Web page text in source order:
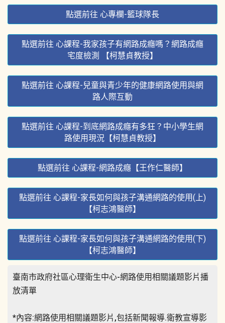
點選前往 心專欄-籃球隊長
點選前往 心課程-我家孩子有網路成癮嗎？網路成癮
宅度檢測 【柯慧貞教授】
點選前往 心課程-兒童與青少年的健康網路使用與網
路人際互動
點選前往 心課程-到底網路成癮有多狂？中小學生網
路使用現況【柯慧貞教授】
點選前往 心課程-網路成癮【王作仁醫師】
點選前往 心課程-家長如何與孩子溝通網路的使用(上)
【柯志鴻醫師】
點選前往 心課程-家長如何與孩子溝通網路的使用(下)
【柯志鴻醫師】
臺南市政府社區心理衛生中心-網路使用相關議題影片播
放清單
*內容:網路使用相關議題影片,包括新聞報導.衛教宣導影